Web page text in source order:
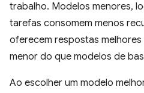
trabalho. Modelos menores,
tarefas consomem menos
oferecem respostas
menor do que modelos de
Ao escolher um modelo